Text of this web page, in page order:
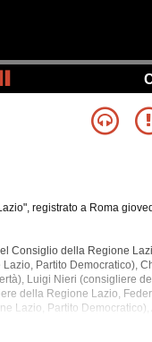
registrato a Roma
Consiglio della Regione
Partito Democratico),
Luigi Nieri (consigliere
della Regione Lazio,
Lazio, Partito